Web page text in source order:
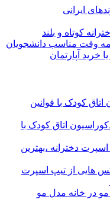
کوتاه و بلند
وقت مناسب دانشجویان
خرید آپارتمان
کودک با قوانین
اتاق کودک با
دخترانه ،بهترین
هایی از تیپ اسپرت
در خانه مدل مو